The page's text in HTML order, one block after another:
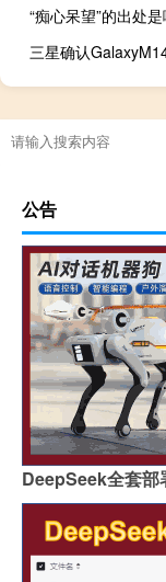
“痴心呆望”的出处
公告
DeepSeek全套部